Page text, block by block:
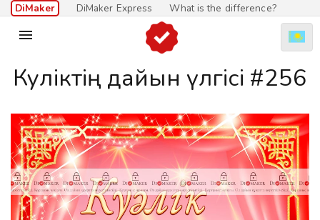
DiMaker DiMaker Express What is the difference?

Куәліктің дайын үлгісі #256